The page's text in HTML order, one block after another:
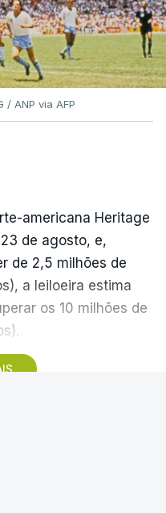
/ ANP via AFP
americana Heritage
de agosto, e,
de 2,5 milhões de
a leiloeira estima
os 10 milhões de
argentino durante